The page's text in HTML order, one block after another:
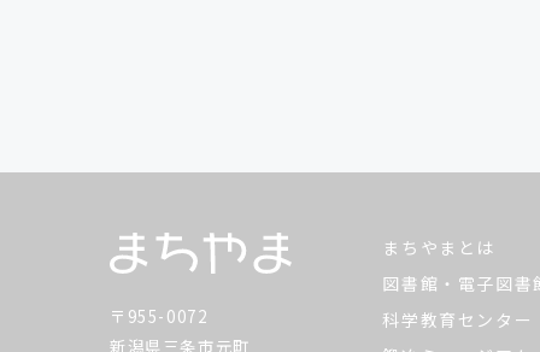
〒955-0072
新潟県三条市元町
まちやまとは
図書館・電子図書
科学教育センター